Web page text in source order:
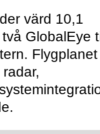
värd 10,1
GlobalEye